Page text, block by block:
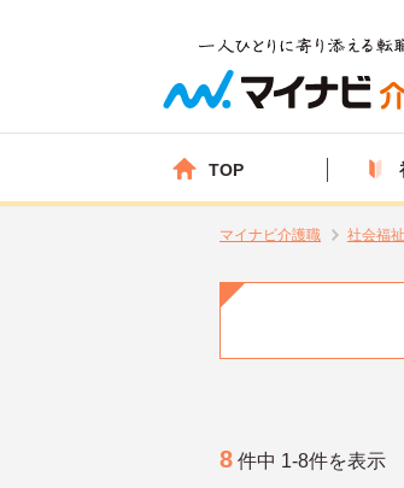
TOP
マイナビ介護職 社会福
8 件中 1-8件を表示